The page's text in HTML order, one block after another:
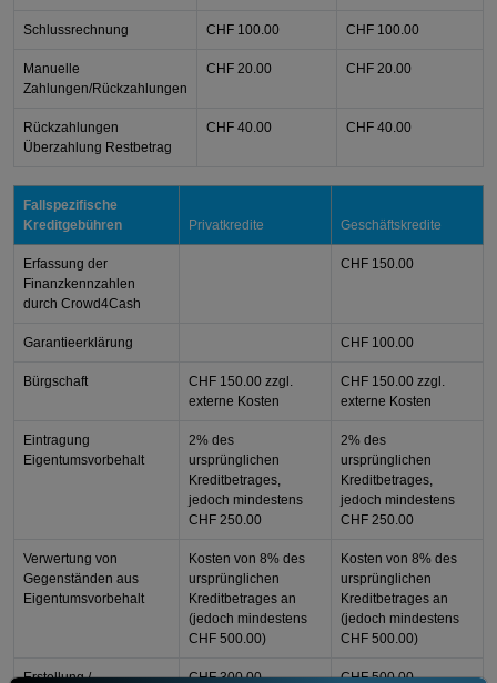
Schlussrechnung CHF 100.00 CHF 100.00
Manuelle
Zahlungen/Rückzahlungen
CHF 20.00 CHF 20.00
Rückzahlungen
Überzahlung Restbetrag
CHF 40.00 CHF 40.00
Fallspezifische
Kreditgebühren
Privatkredite Geschäftskredite
Erfassung der
Finanzkennzahlen
durch Crowd4Cash
CHF 150.00
Garantieerklärung CHF 100.00
Bürgschaft CHF 150.00 zzgl.
externe Kosten
CHF 150.00 zzgl.
externe Kosten
Eintragung
Eigentumsvorbehalt
2% des
ursprünglichen
Kreditbetrages,
jedoch mindestens
CHF 250.00
2% des
ursprünglichen
Kreditbetrages,
jedoch mindestens
CHF 250.00
Verwertung von
Gegenständen aus
Eigentumsvorbehalt
Kosten von 8% des
ursprünglichen
Kreditbetrages an
(jedoch mindestens
CHF 500.00)
Kosten von 8% des
ursprünglichen
Kreditbetrages an
(jedoch mindestens
CHF 500.00)
Erstellung / CHF 300.00 CHF 500.00